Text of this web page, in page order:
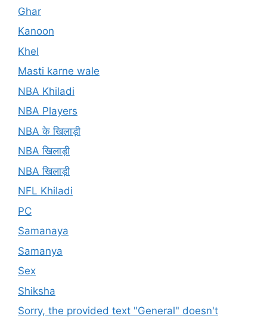
Ghar
Kanoon
Khel
Masti karne wale
NBA Khiladi
NBA Players
NBA के खिलाड़ी
NBA खिलाड़ी
NBA खिलाड़ी
NFL Khiladi
PC
Samanaya
Samanya
Sex
Shiksha
Sorry, the provided text "General" doesn't